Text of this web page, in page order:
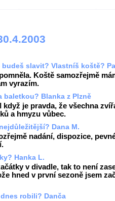
slavit? Vlastníš koště?
Koště samozřejmě
vyrazím.
baletkou? Blanka z Plzně
je pravda, že všechna
a hmyzu vůbec.
Dana M.
nadání, dispozice,
Hanka L.
v divadle, tak to není
hned v první sezoně jsem
robili? Danča